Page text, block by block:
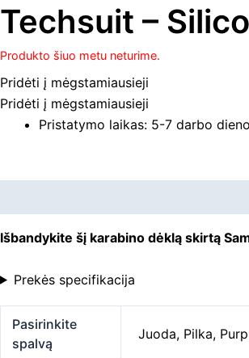
Techsuit –
Produkto šiuo metu neturime.
Pridėti į mėgstamiausieji
Pridėti į mėgstamiausieji
Pristatymo laikas: 5-7 darbo
Išbandykite šį karabino dėklą skirtą
Prekės specifikacija
Pasirinkite
spalvą
Juoda, Pilka,